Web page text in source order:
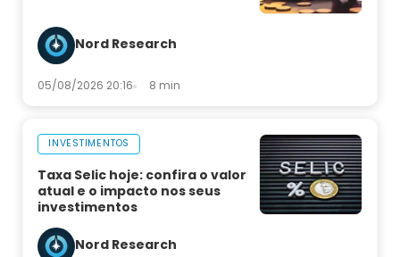
Nord Research
05/08/2026 20:16 8 min
INVESTIMENTOS
Taxa Selic hoje: confira o valor
atual e o impacto nos seus
investimentos
Nord Research